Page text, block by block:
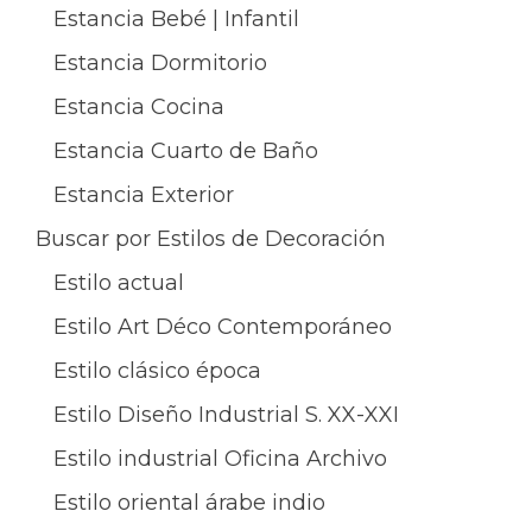
Estancia Bebé | Infantil
Estancia Dormitorio
Estancia Cocina
Estancia Cuarto de Baño
Estancia Exterior
Buscar por Estilos de Decoración
Estilo actual
Estilo Art Déco Contemporáneo
Estilo clásico época
Estilo Diseño Industrial S. XX-XXI
Estilo industrial Oficina Archivo
Estilo oriental árabe indio